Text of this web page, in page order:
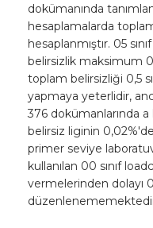
dokümanında
hesaplamalarda
hesaplanmıştır. 05
belirsizlik maksimum
toplam belirsizliği 0,5
yapmaya yeterlidir,
376 dokümanlarında
belirsiz liginin
primer seviye
kullanılan 00 sınıf
vermelerinden dolayı